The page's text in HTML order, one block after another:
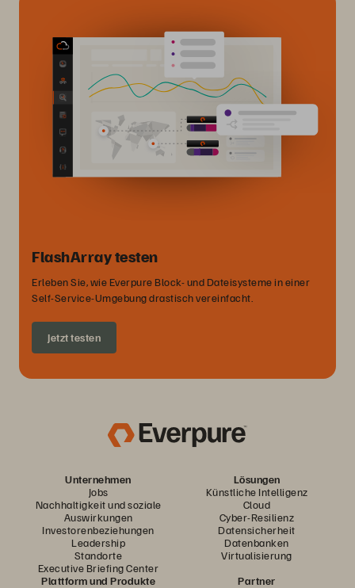
FlashArray testen
Erleben Sie, wie Everpure Block- und Dateisysteme in einer
Self-Service-Umgebung drastisch vereinfacht.
Jetzt testen
Unternehmen
Jobs
Nachhaltigkeit und soziale
Auswirkungen
Investorenbeziehungen
Leadership
Standorte
Executive Briefing Center
Lösungen
Künstliche Intelligenz
Cloud
Cyber-Resilienz
Datensicherheit
Datenbanken
Virtualisierung
Plattform und Produkte
Partner